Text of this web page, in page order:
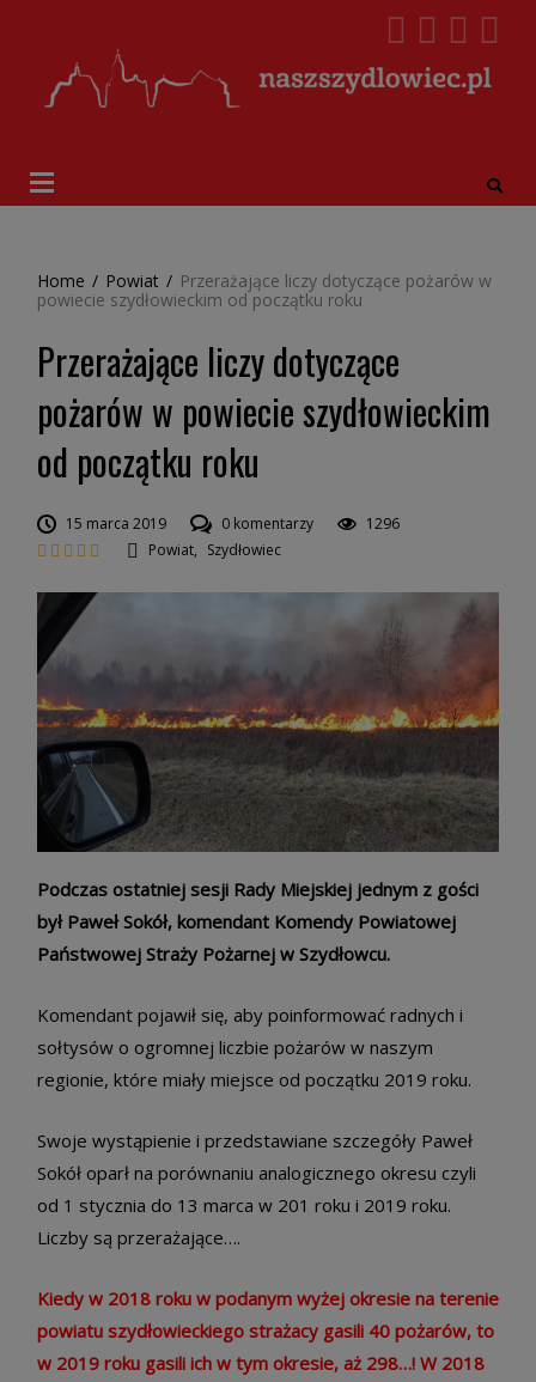
Home / Powiat / Przerażające liczy dotyczące pożarów w
powiecie szydłowieckim od początku roku
Przerażające liczy dotyczące
pożarów w powiecie szydłowieckim
od początku roku
15 marca 2019 0 komentarzy
1296
Powiat, Szydłowiec
Podczas ostatniej sesji Rady Miejskiej jednym z gości
był Paweł Sokół, komendant Komendy Powiatowej
Państwowej Straży Pożarnej w Szydłowcu.
Komendant pojawił się, aby poinformować radnych i
sołtysów o ogromnej liczbie pożarów w naszym
regionie, które miały miejsce od początku 2019 roku.
Swoje wystąpienie i przedstawiane szczegóły Paweł
Sokół oparł na porównaniu analogicznego okresu czyli
od 1 stycznia do 13 marca w 201 roku i 2019 roku.
Liczby są przerażające….
Kiedy w 2018 roku w podanym wyżej okresie na terenie
powiatu szydłowieckiego strażacy gasili 40 pożarów, to
w 2019 roku gasili ich w tym okresie, aż 298…! W 2018